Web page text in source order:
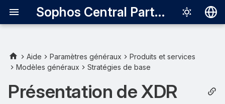
Sophos Central Partner
English
Français
Aide Paramètres généraux
Produits et services
Modèles généraux
Stratégies de base
Présentation de XDR